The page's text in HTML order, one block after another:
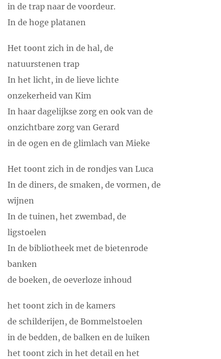
kun je voor schappelijke prijzen je honger stillen. Ga
je meer voor de kunst, dan kom je aan je trekken in
Gaillac, 35 minuten Een klein stadje, maar wel het
Rodez, 40 minuten Hou je van kunst en
architectuur? Dan mag je Musée Soulages niet
missen. Het cortenstalen gebouw ontworpen door
het Spaanse bureau RCR Arquitectes maakt tegelijk
in de trap naar de voordeur.
In de hoge platanen
Het toont zich in de hal, de
natuurstenen trap
In het licht, in de lieve lichte
onzekerheid van Kim
In haar dagelijkse zorg en ook van de
onzichtbare zorg van Gerard
in de ogen en de glimlach van Mieke
Het toont zich in de rondjes van Luca
In de diners, de smaken, de vormen, de
wijnen
In de tuinen, het zwembad, de
ligstoelen
In de bibliotheek met de bietenrode
banken
de boeken, de oeverloze inhoud
het toont zich in de kamers
de schilderijen, de Bommelstoelen
in de bedden, de balken en de luiken
het toont zich in het detail en het